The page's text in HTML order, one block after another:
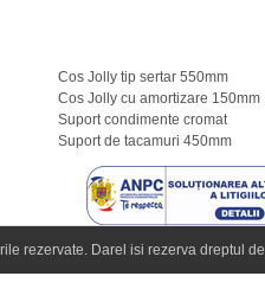
Cos Jolly tip sertar 550mm
Cos Jolly cu amortizare 150mm
Suport condimente cromat
Suport de tacamuri 450mm
rezervate. Darel isi rezerva dreptul